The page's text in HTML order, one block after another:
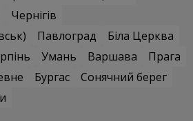
Чернігів
Павлоград
Біла Церква
Умань Варшава
Прага
Бургас
Сонячний берег